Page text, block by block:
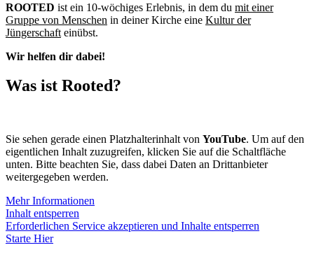
ROOTED ist ein 10-wöchiges Erlebnis, in dem du mit einer
Gruppe von Menschen in deiner Kirche eine Kultur der
Jüngerschaft einübst.
Wir helfen dir dabei!
Was ist Rooted?
Sie sehen gerade einen Platzhalterinhalt von YouTube. Um auf den
eigentlichen Inhalt zuzugreifen, klicken Sie auf die Schaltfläche
unten. Bitte beachten Sie, dass dabei Daten an Drittanbieter
weitergegeben werden.
Mehr Informationen
Inhalt entsperren
Erforderlichen Service akzeptieren und Inhalte entsperren
Starte Hier